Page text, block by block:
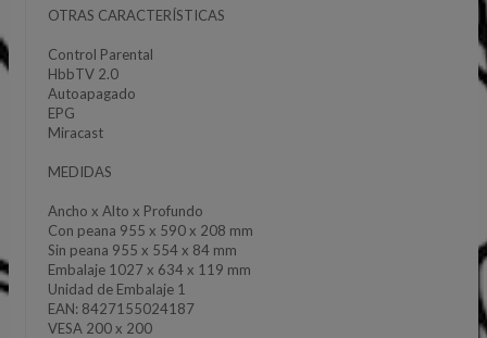
OTRAS CARACTERÍSTICAS
Control Parental
HbbTV 2.0
Autoapagado
EPG
Miracast
MEDIDAS
Ancho x Alto x Profundo
Con peana 955 x 590 x 208 mm
Sin peana 955 x 554 x 84 mm
Embalaje 1027 x 634 x 119 mm
Unidad de Embalaje 1
EAN: 8427155024187
VESA 200 x 200